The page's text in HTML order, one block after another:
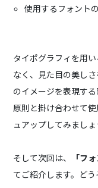
使用するフォント
タイポグラフィを用
なく、見た目の美し
のイメージを表現す
原則と掛け合わせて
ュアップしてみましょ
そして次回は、 「フ
てご紹介します。どう